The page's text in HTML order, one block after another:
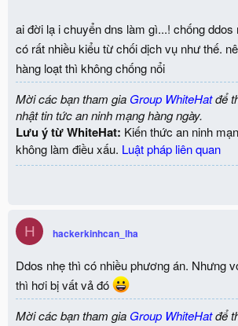
ai đời lạ i chuyển dns làm gì...! chống
có rất nhiều kiểu từ chối dịch vụ như thế.
hàng loạt thì không chống nổi
Mời các bạn tham gia Group WhiteHatđể
nhật tin tức an ninh mạng hàng ngày.
Lưu ý từ WhiteHat: Kiến thức an ninh
không làm điều xấu. Luật pháp liên quan
H hackerkinhcan_lha
Ddos nhẹ thì có nhiều phương án. Nhưng
thì hơi bị vất vả đó
Mời các bạn tham gia Group WhiteHatđể